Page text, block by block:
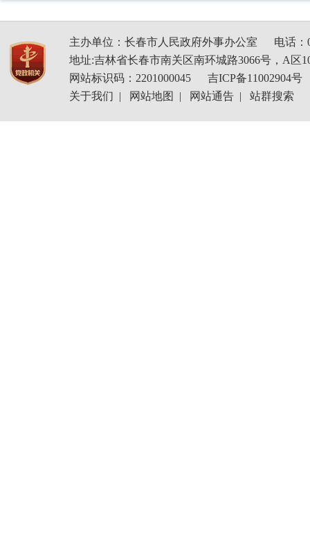
主办单位：长春市人民政府外事办公室
电话：
地址:吉林省长春市南关区南环城路3066号，A区
网站标识码：2201000045
吉ICP备11002904号
关于我们 | 网站地图 | 网站通告 | 站群搜索